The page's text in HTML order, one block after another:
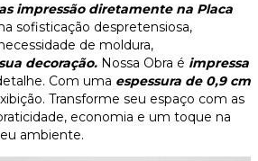
impressão diretamente na Placa
sofisticação despretensiosa,
de moldura,
decoração. Nossa Obra é impressa
Com uma espessura de 0,9 cm
Transforme seu espaço com as
economia e um toque na
ambiente.